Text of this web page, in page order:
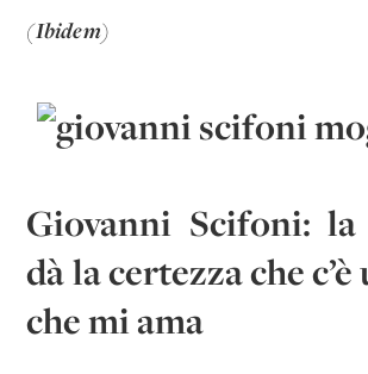
(Ibidem)
Giovanni Scifoni:
dà la certezza che
che mi ama